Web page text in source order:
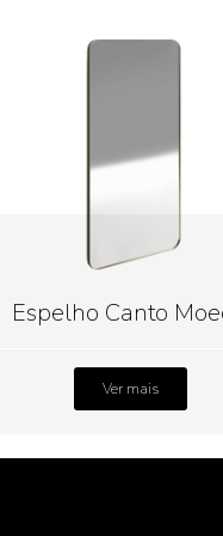
Espelho Canto
Ver mais